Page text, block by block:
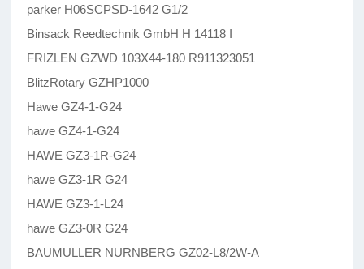
parker H06SCPSD-1642 G1/2
Binsack Reedtechnik GmbH H 14118 I
FRIZLEN GZWD 103X44-180 R911323051
BlitzRotary GZHP1000
Hawe GZ4-1-G24
hawe GZ4-1-G24
HAWE GZ3-1R-G24
hawe GZ3-1R G24
HAWE GZ3-1-L24
hawe GZ3-0R G24
BAUMULLER NURNBERG GZ02-L8/2W-A